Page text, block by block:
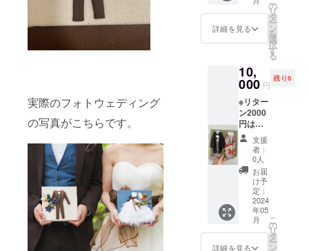
実際のフォトウェディング
の写真がこちらです。
ります)
オー
ダーで
デザイ
ンを決
ていた
だきま
す。 ド
レス・
タキ
シー
ド・着
物(男
性・女
性)の中
からお
ひとつ
お選び
下さ
いませ※
こちら
は写真
のよう
バスに
一つの
衣装を
お作り
し、お
手紙と
一緒に
お届け
いたし
ます。
オー
ダーで
お作り
させて
いただ
きます
ので、
詳細を見る
の
リ
タ
ー
ン
を
選
択
す
る
10,
000 円
残り6
※リター
ン2000
円は選
択せ
ず、こ
ちらか
その他
のリ
ターン
をお選
び下さ
いませ※
こちら
は写真
支援
者：
0人
お届
け予
定：
2024
年05
月
詳細を見る
こ
の
リ
タ
ー
ン